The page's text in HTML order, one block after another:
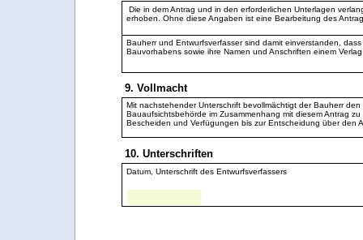
Die in dem Antrag und in den erforderlichen Unterlagen
erhoben. Ohne diese Angaben ist eine Bearbeitung des
Bauherr und Entwurfsverfasser sind damit einverstanden,
Bauvorhabens sowie ihre Namen und Anschriften einem
9. Vollmacht
Mit nachstehender Unterschrift bevollmächtigt der Bauherr
Bauaufsichtsbehörde im Zusammenhang mit diesem Antrag
Bescheiden und Verfügungen bis zur Entscheidung über den
10. Unterschriften
Datum, Unterschrift des Entwurfsverfassers